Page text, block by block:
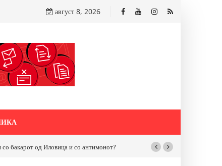
август 8, 2026
од Иловица и со антимонот? Почнува реконструкцијата на